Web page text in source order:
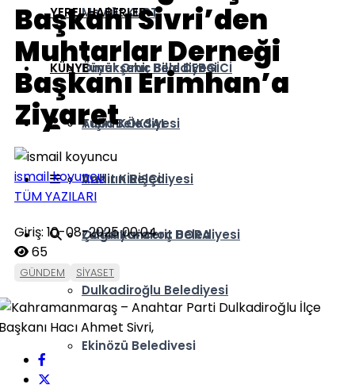
Mevlüt KURT
Ömer Oruç Bilal DEBGİCİ
Tuba KÖKSAL
Vahit KİRİŞÇİ
Zuhal Karakoç DORA
YEREL HABERLER
Büyükşehir Belediyesi
Afşin Belediyesi
Andırın Belediyesi
Çağlayancerit Belediyesi
Dulkadiroğlu Belediyesi
Ekinözü Belediyesi
KÜNYE
Başkanı Sivri’den
Muhtarlar Derneği
Başkanı Erimhan’a
Ziyaret
ismail koyuncu
TÜM YAZILARI
Giriş: 10-08-2025 00:04
65
GÜNDEM SİYASET